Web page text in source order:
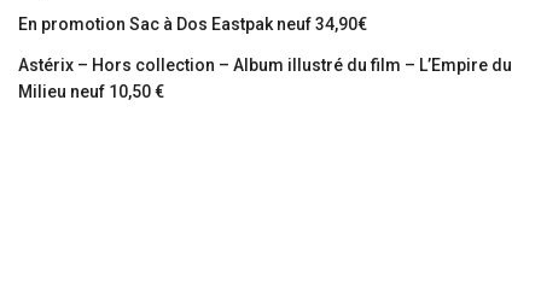
En promotion Sac à Dos Eastpak neuf 34,90€
Astérix – Hors collection – Album illustré du film – L’Empire du
Milieu neuf 10,50 €